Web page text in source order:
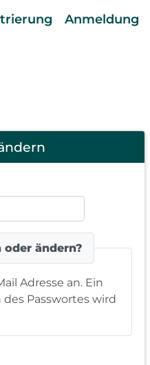
Anmeldung
oder ändern?
Adresse an. Ein
Passwortes wird